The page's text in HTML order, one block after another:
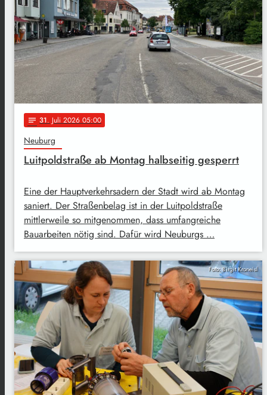
notes 31. Juli 2026 05:00
Neuburg
Luitpoldstraße ab Montag halbseitig gesperrt
Eine der Hauptverkehrsadern der Stadt wird ab Montag
saniert. Der Straßenbelag ist in der Luitpoldstraße
mittlerweile so mitgenommen, dass umfangreiche
Bauarbeiten nötig sind. Dafür wird Neuburgs …
Foto: Birgit Kroneisl